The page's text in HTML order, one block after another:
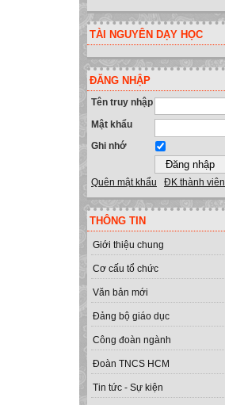
TÀI NGUYÊN DẠY HỌC
ĐĂNG NHẬP
Tên truy nhập
Mật khẩu
Ghi nhớ
Quên mật khẩu ĐK thành viên
THÔNG TIN
Giới thiệu chung
Cơ cấu tổ chức
Văn bản mới
Đảng bộ giáo dục
Công đoàn ngành
Đoàn TNCS HCM
Tin tức - Sự kiện